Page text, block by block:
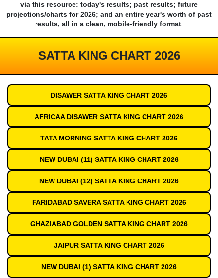
via this resource: today's results; past results; future
projections/charts for 2026; and an entire year's worth of past
results, all in a clean, mobile-friendly format.
SATTA KING CHART 2026
DISAWER SATTA KING CHART 2026
AFRICAA DISAWER SATTA KING CHART 2026
TATA MORNING SATTA KING CHART 2026
NEW DUBAI (11) SATTA KING CHART 2026
NEW DUBAI (12) SATTA KING CHART 2026
FARIDABAD SAVERA SATTA KING CHART 2026
GHAZIABAD GOLDEN SATTA KING CHART 2026
JAIPUR SATTA KING CHART 2026
NEW DUBAI (1) SATTA KING CHART 2026